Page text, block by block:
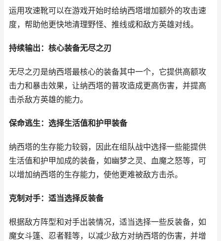
运用攻速靴可以在游戏开始时给纳西塔增加额外的攻击速
度，帮助他更快地清理野怪、推线或和敌方英雄对线。
持续输出：核心装备无尽之刃
无尽之刃是纳西塔最核心的装备其中一个，它提供高额攻
击力和暴击效果，让纳西塔的普攻造成更高伤害，并提高
击杀敌方英雄的能力。
保命逃生：选择生活值和护甲装备
纳西塔的生存能力较弱，因此在组队战中选择一些能提供
生活值和护甲加成的装备，如幽梦之灵、血魔之怒等，可
以增加纳西塔的生存能力，使他更难被敌方击杀。
克制对手：适当选择反装备
根据敌方阵型和对手出装情况，适当选择一些反装备，如
魔女斗篷、忍者鞋等，以减少敌方对纳西塔的伤害，并增